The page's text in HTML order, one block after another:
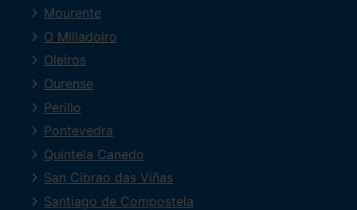
Mourente
O Milladoiro
Oleiros
Ourense
Perillo
Pontevedra
Quintela Canedo
San Cibrao das Viñas
Santiago de Compostela